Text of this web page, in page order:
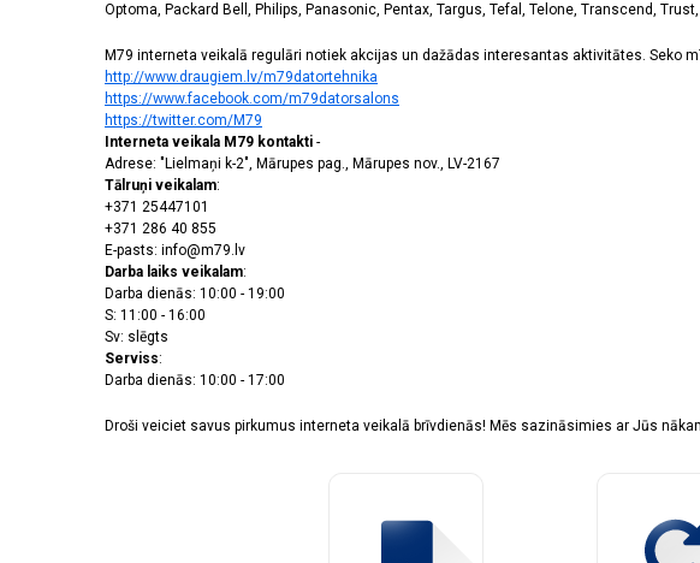
Galaxy A14 4G/A14 5G (2)
Galaxy A15 5G (4)
Galaxy A16 (1)
Galaxy A20e (1)
GALAXY A21S (1)
Galaxy A22 5G (2)
Galaxy A23 4G
Galaxy A23 5G
Galaxy A24 4G/A25 5G
Galaxy A25 5G (4)
Galaxy A26 5G
(2)
Galaxy A30s
Galaxy A32 4G
Galaxy A32 5G (2)
Galaxy A35/A55 5G (4)
Optoma, Packard Bell, Philips, Panasonic, Pentax, Targus, Tefal, Telone, Transcend,
M79 interneta veikalā regulāri notiek akcijas un dažādas interesantas aktivitātes. Seko
http://www.draugiem.lv/m79datortehnika
https://www.facebook.com/m79datorsalons
https://twitter.com/M79
Interneta veikala M79 kontakti -
Adrese: "Lielmaņi k-2", Mārupes pag., Mārupes nov., LV-2167
Tālruņi veikalam:
+371 25447101
+371 286 40 855
E-pasts: info@m79.lv
Darba laiks veikalam:
Darba dienās: 10:00 - 19:00
S: 11:00 - 16:00
Sv: slēgts
Serviss:
Darba dienās: 10:00 - 17:00
Droši veiciet savus pirkumus interneta veikalā brīvdienās! Mēs sazināsimies ar Jūs